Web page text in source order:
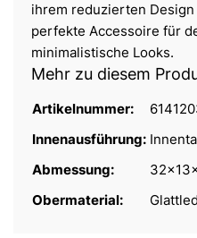
ihrem reduzierten
perfekte Accessoire für
minimalistische Looks.
Mehr zu diesem
Artikelnummer:
Innenausführung:
Abmessung:
Obermaterial: